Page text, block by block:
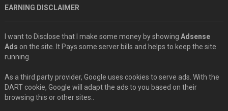
EARNING DISCLAIMER
I want to Disclose that I make some money by showing Adsense
Ads on the site. It Pays some server bills and helps to keep the site
running.
As a third party provider, Google uses cookies to serve ads. With the
DART cookie, Google will adapt the ads to you based on their
browsing this or other sites..